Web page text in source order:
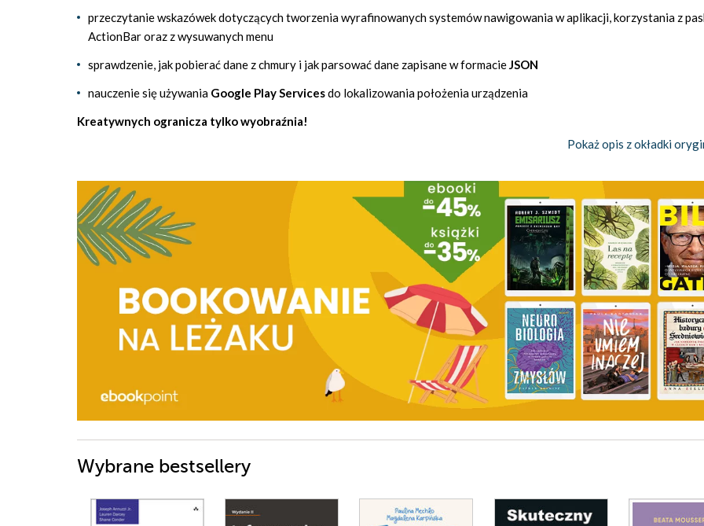
przeczytanie wskazówek dotyczących tworzenia wyrafinowanych systemów nawigowania w aplikacji, korzystania z
ActionBar oraz z wysuwanych menu
sprawdzenie, jak pobierać dane z chmury i jak parsować dane zapisane w formacieJSON
nauczenie się używania Google Play Servicesdo lokalizowania położenia urządzenia
Kreatywnych ogranicza tylko wyobraźnia!
Pokaż opis z okładki
Wybrane bestsellery